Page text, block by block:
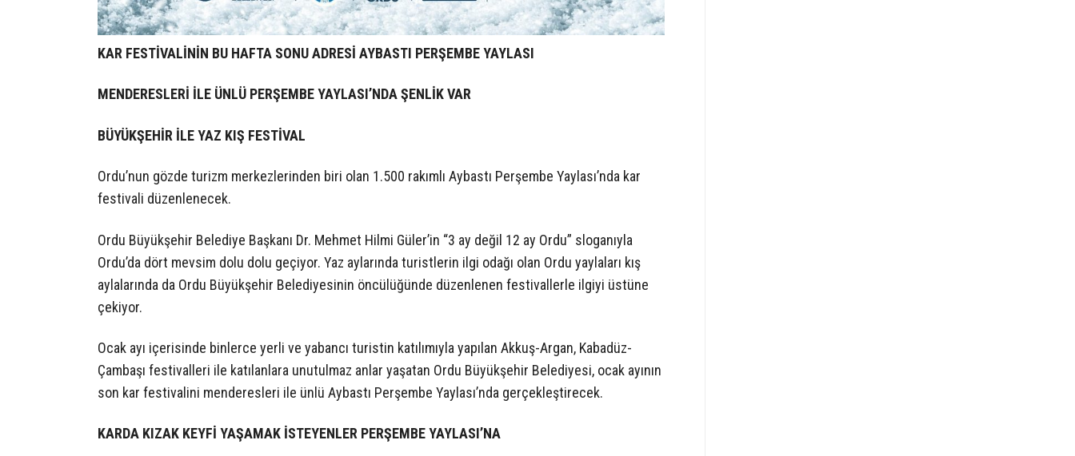
KAR FESTİVALİNİN BU HAFTA SONU ADRESİ AYBASTI PERŞEMBE YAYLASI
MENDERESLERİ İLE ÜNLÜ PERŞEMBE YAYLASI’NDA ŞENLİK VAR
BÜYÜKŞEHİR İLE YAZ KIŞ FESTİVAL
Ordu’nun gözde turizm merkezlerinden biri olan 1.500 rakımlı Aybastı Perşembe Yaylası’nda kar
festivali düzenlenecek.
Ordu Büyükşehir Belediye Başkanı Dr. Mehmet Hilmi Güler’in “3 ay değil 12 ay Ordu” sloganıyla
Ordu’da dört mevsim dolu dolu geçiyor. Yaz aylarında turistlerin ilgi odağı olan Ordu yaylaları kış
aylalarında da Ordu Büyükşehir Belediyesinin öncülüğünde düzenlenen festivallerle ilgiyi üstüne
çekiyor.
Ocak ayı içerisinde binlerce yerli ve yabancı turistin katılımıyla yapılan Akkuş-Argan, Kabadüz-
Çambaşı festivalleri ile katılanlara unutulmaz anlar yaşatan Ordu Büyükşehir Belediyesi, ocak ayının
son kar festivalini menderesleri ile ünlü Aybastı Perşembe Yaylası’nda gerçekleştirecek.
KARDA KIZAK KEYFİ YAŞAMAK İSTEYENLER PERŞEMBE YAYLASI’NA